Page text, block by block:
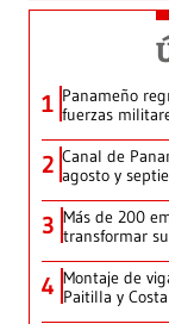
1 Panameño
fuerzas
2 Canal de
agosto y
3 Más de 200
transformar
4 Montaje de
Paitilla y